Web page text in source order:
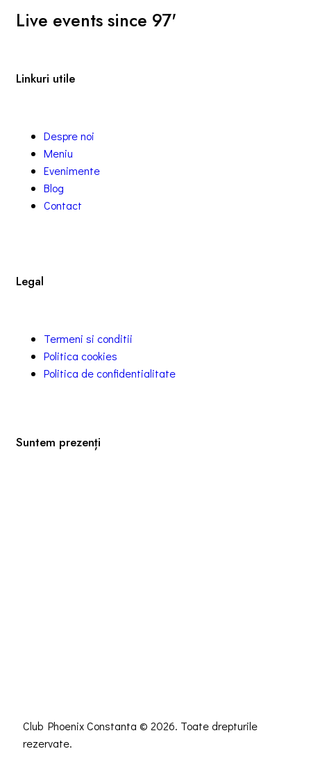
Live events since 97'
Linkuri utile
Despre noi
Meniu
Evenimente
Blog
Contact
Legal
Termeni si conditii
Politica cookies
Politica de confidentialitate
Suntem prezenți
Club Phoenix Constanta © 2026. Toate drepturile
rezervate.